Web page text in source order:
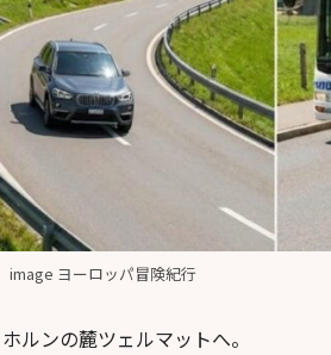
image ヨーロッパ冒険紀行
ルンの麓ツェルマットへ。